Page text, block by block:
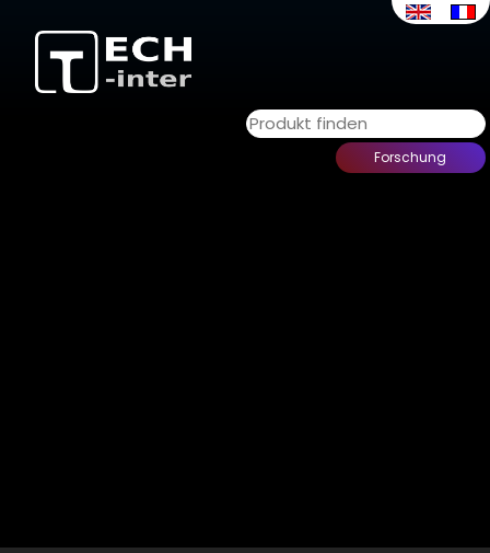
Polarisations-T-Stücke
-- Unsere Produkte -->Bias